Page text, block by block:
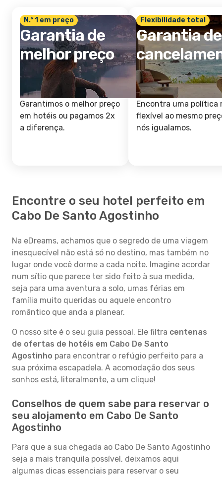
N.º 1 em preço
Garantia de
melhor preço
Garantimos o melhor preço
em hotéis ou pagamos 2x
a diferença.
Flexibilidade total
Garantia de
Encontra uma política
flexível ao mesmo
nós igualamos.
Encontre o seu hotel perfeito em
Cabo De Santo Agostinho
Na eDreams, achamos que o segredo de uma viagem
inesquecível não está só no destino, mas também no
lugar onde você dorme a cada noite. Imagine acordar
num sítio que parece ter sido feito à sua medida,
seja para uma aventura a solo, umas férias em
família muito queridas ou aquele encontro
romântico que anda a planear.
O nosso site é o seu guia pessoal. Ele filtra centenas
de ofertas de hotéis em Cabo De Santo
Agostinho para encontrar o refúgio perfeito para a
sua próxima escapadela. A acomodação dos seus
sonhos está, literalmente, a um clique!
Conselhos de quem sabe para reservar o
seu alojamento em Cabo De Santo
Agostinho
Para que a sua chegada ao Cabo De Santo Agostinho
seja a mais tranquila possível, deixamos aqui
algumas dicas essenciais para reservar o seu